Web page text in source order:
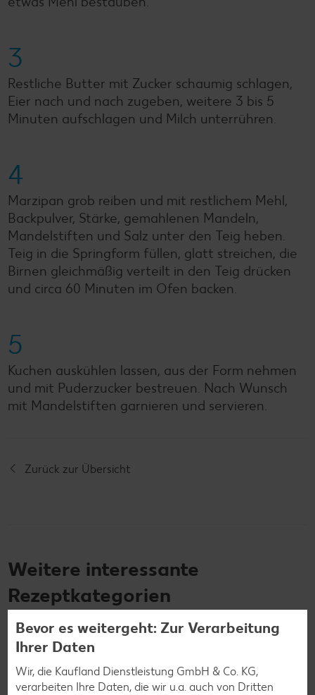
3
Restliche Butter mit Zucker schaumig schlagen,
Eier nach und nach zugeben, weitere 3 bis 5
Minuten aufschlagen und Milch unterrühren.
4
Marzipan grob reiben und mit restlichem Mehl,
Backpulver, Stärke, gemahlenen Mandeln,
Mandelstiften und Salz unter den Teig heben.
Teig in die Springform füllen, glatt streichen, die
Birnen gleichmäßig verteilt in den Teig drücken
und circa 60 Minuten im Ofen backen.
5
Kuchen auskühlen lassen, aus der Form nehmen
und mit Puderzucker bestreuen. Nach Wunsch
mit Mandelstiften garnieren und servieren.
Zurück zur Übersicht
Weitere interessante
Rezeptkategorien
Pizza-Rezepte
Bevor es weitergeht: Zur Verarbeitung
Ihrer Daten
Wir, die Kaufland Dienstleistung GmbH & Co. KG,
verarbeiten Ihre Daten, die wir u.a. auch von Dritten